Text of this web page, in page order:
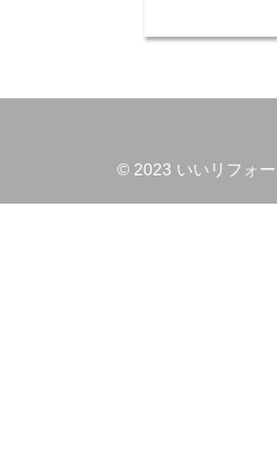
© 2023 いいリフォ